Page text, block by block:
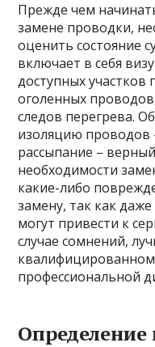
Прежде чем
замене проводки,
оценить состояние
включает в себя
доступных
оголенных
следов перегрева.
изоляцию проводов
рассыпание –
необходимости
какие-либо
замену, так как
могут привести к
случае сомнений,
профессиональной